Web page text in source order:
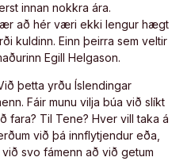
innan nokkra ára.
að hér væri ekki lengur hægt
kuldinn. Einn þeirra sem veltir
Egill Helgason.
þetta yrðu Íslendingar
Fáir munu vilja búa við slíkt
fara? Til Tene? Hver vill taka á
við þá innflytjendur eða,
svo fámenn að við getum